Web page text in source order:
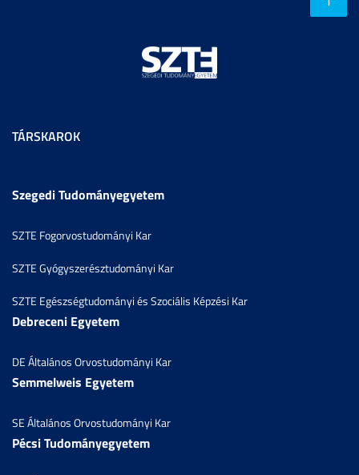
TÁRSKAROK
Szegedi Tudományegyetem
SZTE Fogorvostudományi Kar
SZTE Gyógyszerésztudományi Kar
SZTE Egészségtudományi és Szociális Képzési Kar
Debreceni Egyetem
DE Általános Orvostudományi Kar
Semmelweis Egyetem
SE Általános Orvostudományi Kar
Pécsi Tudományegyetem